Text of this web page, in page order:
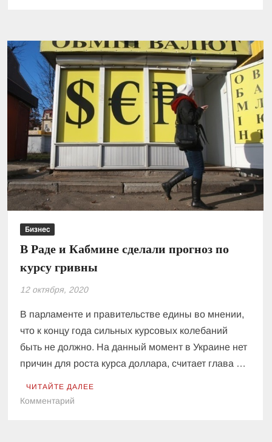
производства
старые
модели
iPhone
Бизнес
В Раде и Кабмине сделали прогноз по
курсу гривны
12 октября, 2020
В парламенте и правительстве едины во мнении,
что к концу года сильных курсовых колебаний
быть не должно. На данный момент в Украине нет
причин для роста курса доллара, считает глава …
ЧИТАЙТЕ ДАЛЕЕ
Комментарий